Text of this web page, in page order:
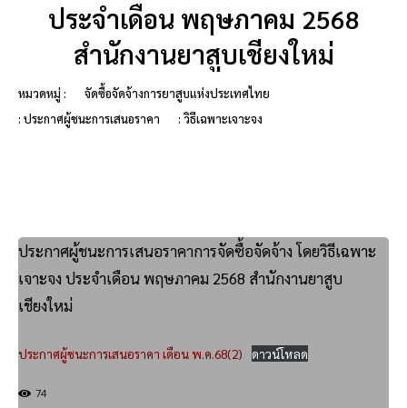
ประจำเดือน พฤษภาคม 2568
สำนักงานยาสูบเชียงใหม่
หมวดหมู่ :
จัดซื้อจัดจ้างการยาสูบแห่งประเทศไทย
: ประกาศผู้ชนะการเสนอราคา
: วิธีเฉพาะเจาะจง
ประกาศผู้ชนะการเสนอราคาการจัดซื้อจัดจ้าง โดยวิธีเฉพาะ
เจาะจง ประจำเดือน พฤษภาคม 2568 สำนักงานยาสูบ
เชียงใหม่
ประกาศผู้ชนะการเสนอราคา เดือน พ.ค.68(2) ดาวน์โหลด
74